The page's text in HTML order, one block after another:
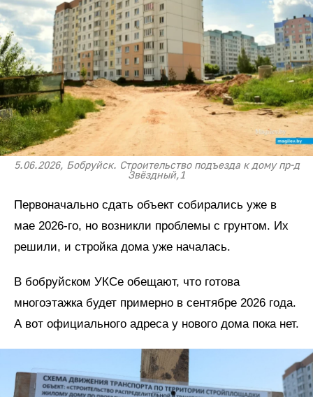
5.06.2026, Бобруйск. Строительство подъезда к дому пр-д
Звёздный,1
Первоначально сдать объект собирались уже в
мае 2026-го, но возникли проблемы с грунтом. Их
решили, и стройка дома уже началась.
В бобруйском УКСе обещают, что готова
многоэтажка будет примерно в сентябре 2026 года.
А вот официального адреса у нового дома пока нет.